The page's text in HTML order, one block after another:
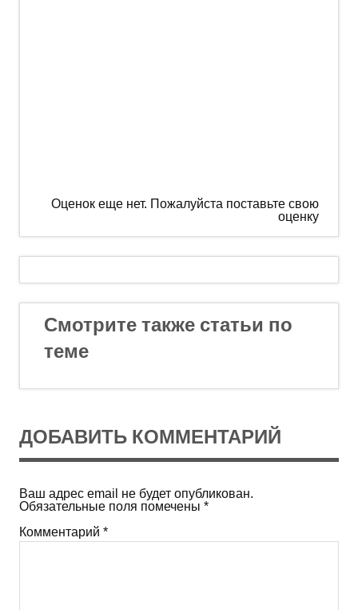
Оценок еще нет. Пожалуйста поставьте свою
оценку
Смотрите также статьи по
теме
ДОБАВИТЬ КОММЕНТАРИЙ
Ваш адрес email не будет опубликован.
Обязательные поля помечены *
Комментарий *